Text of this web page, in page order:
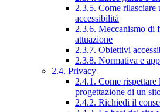
2.3.5. Come rilasciare
accessibilità
2.3.6. Meccanismo di
attuazione
2.3.7. Obiettivi
2.3.8. Normativa e
2.4. Privacy
2.4.1. Come
progettazione di un
2.4.2. Richiedi il